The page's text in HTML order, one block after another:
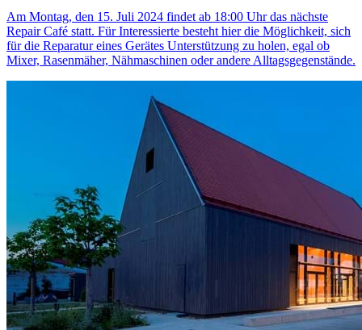
Am Montag, den 15. Juli 2024 findet ab 18:00 Uhr das nächste
Repair Café statt. Für Interessierte besteht hier die Möglichkeit, sich
für die Reparatur eines Gerätes Unterstützung zu holen, egal ob
Mixer, Rasenmäher, Nähmaschinen oder andere Alltagsgegenstände.